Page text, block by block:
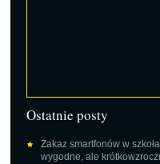
Ostatnie posty
Zakaz smartfonów w
wygodne, ale